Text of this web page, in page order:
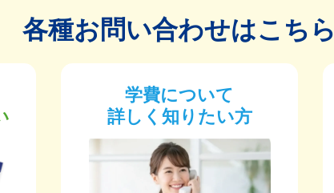
各種お問い合わせはこちら
学費について
詳しく知りたい方